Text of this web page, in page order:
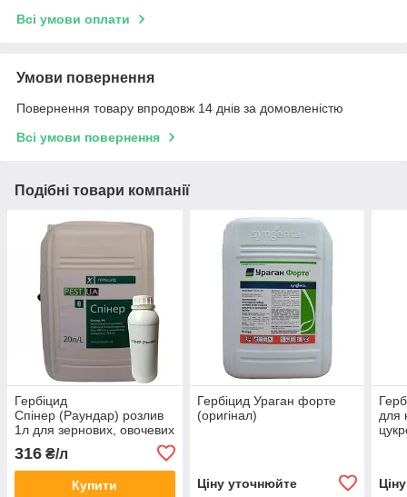
Всі умови оплати
Умови повернення
Повернення товару впродовж 14 днів за домовленістю
Всі умови повернення
Подібні товари компанії
Гербіцид
Спінер (Раундар) розлив
1л для зернових, овочевих
картоплі
316 ₴/л
Купити
Гербіцид Ураган форте
(оригінал)
Ціну уточнюйте
для